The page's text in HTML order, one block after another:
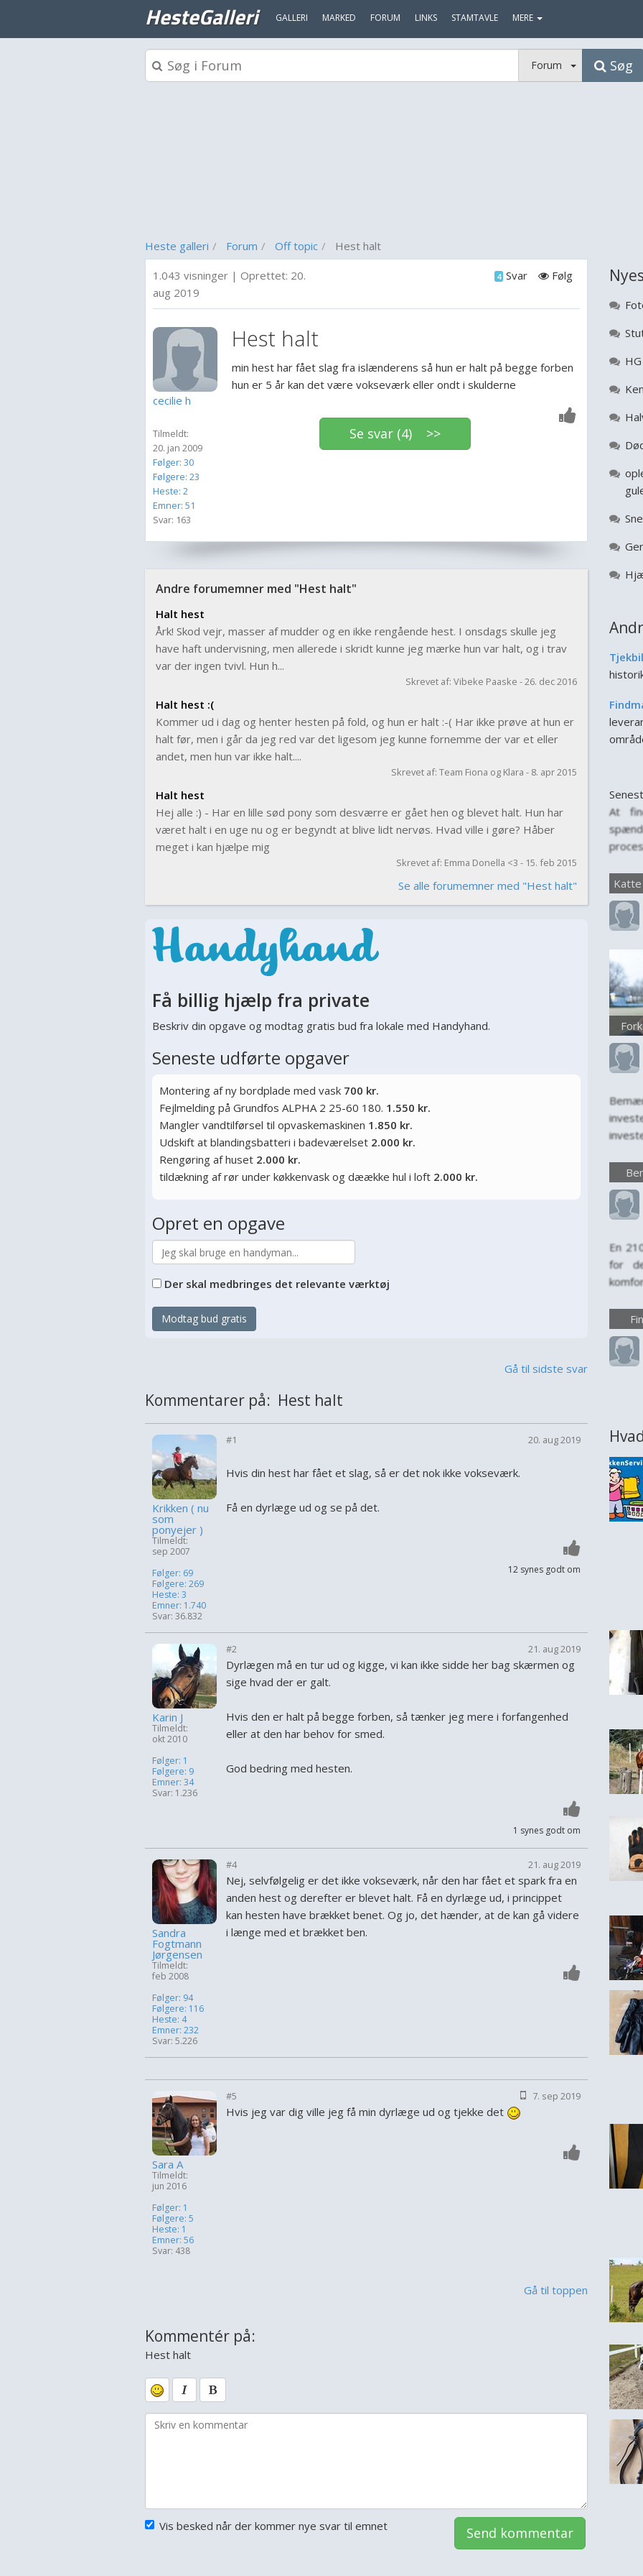
HesteGalleri GALLERI MARKED FORUM LINKS STAMTAVLE MERE
Forum Søg
Heste galleri Forum Off topic Hest halt
1.043 visninger | Oprettet: 20.
aug 2019
Følg
4 Svar
cecilie h
Tilmeldt:
20. jan 2009
Følger: 30
Følgere: 23
Heste: 2
Emner: 51
Svar: 163
Hest halt
min hest har fået slag fra islænderens så hun er halt på begge forben
hun er 5 år kan det være vokseværk eller ondt i skulderne
Se svar (4) >>
Andre forumemner med "Hest halt"
Halt hest
Årk! Skod vejr, masser af mudder og en ikke rengående hest. I onsdags skulle jeg
have haft undervisning, men allerede i skridt kunne jeg mærke hun var halt, og i trav
var der ingen tvivl. Hun h...
Skrevet af: Vibeke Paaske - 26. dec 2016
Halt hest :(
Kommer ud i dag og henter hesten på fold, og hun er halt :-( Har ikke prøve at hun er
halt før, men i går da jeg red var det ligesom jeg kunne fornemme der var et eller
andet, men hun var ikke halt....
Skrevet af: Team Fiona og Klara - 8. apr 2015
Halt hest
Hej alle :) - Har en lille sød pony som desværre er gået hen og blevet halt. Hun har
været halt i en uge nu og er begyndt at blive lidt nervøs. Hvad ville i gøre? Håber
meget i kan hjælpe mig
Skrevet af: Emma Donella <3 - 15. feb 2015
Se alle forumemner med "Hest halt"
Få billig hjælp fra private
Beskriv din opgave og modtag gratis bud fra lokale med Handyhand.
Seneste udførte opgaver
Montering af ny bordplade med vask 700 kr.
Fejlmelding på Grundfos ALPHA 2 25-60 180. 1.550 kr.
Mangler vandtilførsel til opvaskemaskinen 1.850 kr.
Udskift at blandingsbatteri i badeværelset 2.000 kr.
Rengøring af huset 2.000 kr.
tildækning af rør under køkkenvask og dæække hul i loft 2.000 kr.
Opret en opgave
Der skal medbringes det relevante værktøj
Modtag bud gratis
Gå til sidste svar
Kommentarer på: Hest halt
Krikken ( nu
som
ponyejer )
Tilmeldt:
sep 2007
Følger: 69
Følgere: 269
Heste: 3
Emner: 1.740
Svar: 36.832
#1 20. aug 2019
Hvis din hest har fået et slag, så er det nok ikke vokseværk.
Få en dyrlæge ud og se på det.
12 synes godt om
Karin J
Tilmeldt:
okt 2010
Følger: 1
Følgere: 9
Emner: 34
Svar: 1.236
#2 21. aug 2019
Dyrlægen må en tur ud og kigge, vi kan ikke sidde her bag skærmen og
sige hvad der er galt.
Hvis den er halt på begge forben, så tænker jeg mere i forfangenhed
eller at den har behov for smed.
God bedring med hesten.
1 synes godt om
Sandra
Fogtmann
Jørgensen
Tilmeldt:
feb 2008
Følger: 94
Følgere: 116
Heste: 4
Emner: 232
Svar: 5.226
#4 21. aug 2019
Nej, selvfølgelig er det ikke vokseværk, når den har fået et spark fra en
anden hest og derefter er blevet halt. Få en dyrlæge ud, i princippet
kan hesten have brækket benet. Og jo, det hænder, at de kan gå videre
i længe med et brækket ben.
Sara A
Tilmeldt:
jun 2016
Følger: 1
Følgere: 5
Heste: 1
Emner: 56
Svar: 438
#5 7. sep 2019
Hvis jeg var dig ville jeg få min dyrlæge ud og tjekke det
Gå til toppen
Kommentér på:
Hest halt
Vis besked når der kommer nye svar til emnet Send kommentar
Tjekbil
At
til
er
for
En
for
eller